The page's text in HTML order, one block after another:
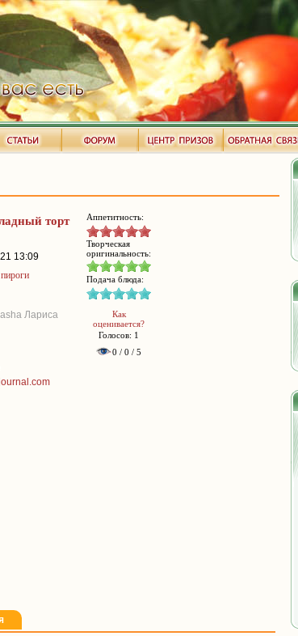
торт Аппетитность:
Творческая
оригинальность:
Подача блюда:
Как
оценивается?
Голосов: 1
0 / 0 / 5
13:09
Лариса